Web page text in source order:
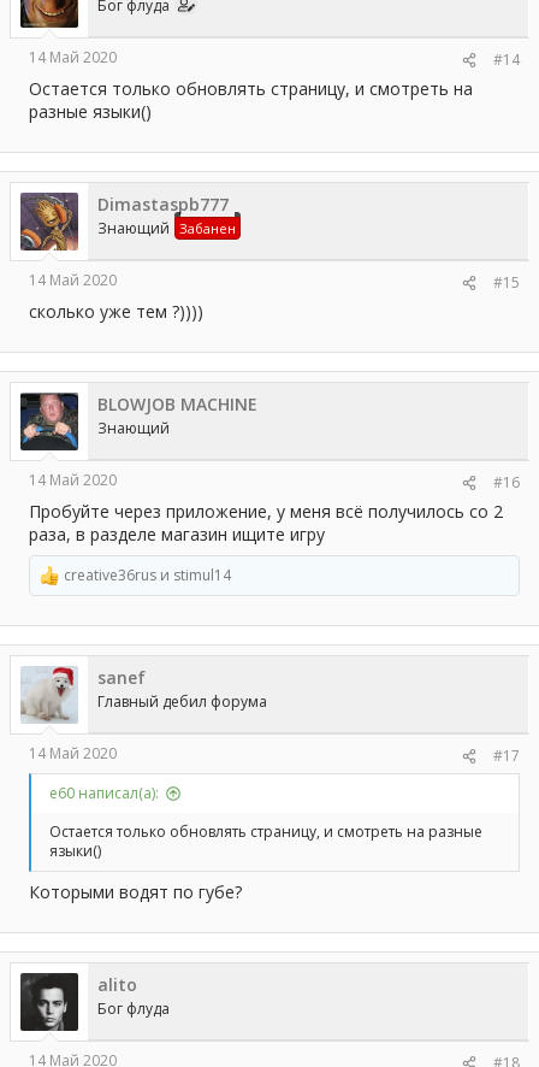
:
Бог флуда
14 Май 2020 #14
Остается только обновлять страницу, и смотреть на
разные языки()
Dimastaspb777
Знающий Забанен
14 Май 2020 #15
сколько уже тем ?))))
BLOWJOB MACHINE
Знающий
14 Май 2020 #16
Пробуйте через приложение, у меня всё получилось со 2
раза, в разделе магазин ищите игру
Р
е
а
к
ц
и
и
:
creative36rus и stimul14
sanef
Главный дебил форума
14 Май 2020
#17
e60 написал(а):
Остается только обновлять страницу, и смотреть на разные
языки()
Которыми водят по губе?
alito
Бог флуда
14 Май 2020 #18